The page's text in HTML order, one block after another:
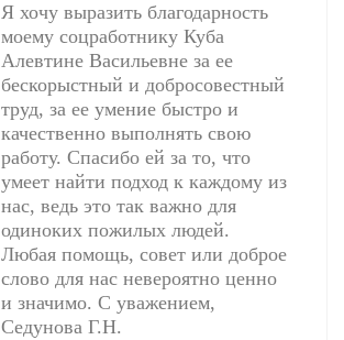
Я хочу выразить благодарность
моему соцработнику Куба
Алевтине Васильевне за ее
бескорыстный и добросовестный
труд, за ее умение быстро и
качественно выполнять свою
работу. Спасибо ей за то, что
умеет найти подход к каждому из
нас, ведь это так важно для
одиноких пожилых людей.
Любая помощь, совет или доброе
слово для нас невероятно ценно
и значимо. С уважением,
Седунова Г.Н.